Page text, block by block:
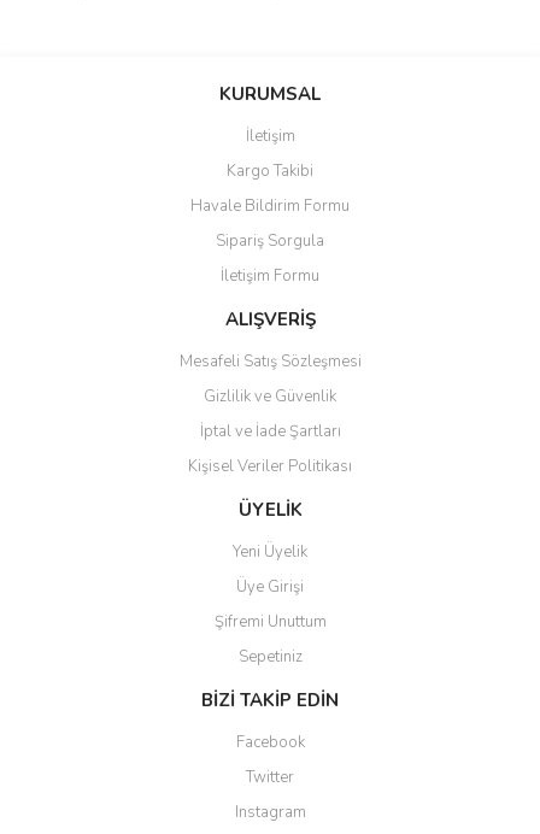
Bu ürüne ilk yorumu siz yapın!
Ürün resmi kalitesiz, bozuk veya görüntülenemiyor.
Ürün açıklamasında eksik bilgiler bulunuyor.
Ürün bilgilerinde hatalar bulunuyor.
Ürün fiyatı diğer sitelerden daha pahalı.
Bu ürüne benzer farklı alternatifler olmalı.
Gönder
KURUMSAL
İletişim
Kargo Takibi
Havale Bildirim Formu
Sipariş Sorgula
İletişim Formu
ALIŞVERİŞ
Mesafeli Satış Sözleşmesi
Gizlilik ve Güvenlik
İptal ve İade Şartları
Kişisel Veriler Politikası
ÜYELİK
Yeni Üyelik
Üye Girişi
Şifremi Unuttum
Sepetiniz
BİZİ TAKİP EDİN
Facebook
Twitter
Instagram